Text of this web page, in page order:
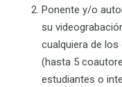
Ponente y/o
su
cualquiera de
(hasta 5
estudiantes o